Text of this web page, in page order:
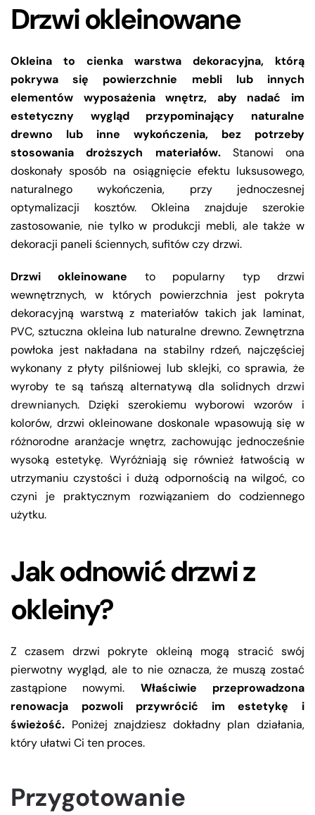
Drzwi okleinowane
Okleina to cienka warstwa dekoracyjna, którą
pokrywa się powierzchnie mebli lub innych
elementów wyposażenia wnętrz, aby nadać im
estetyczny wygląd przypominający naturalne
drewno lub inne wykończenia, bez potrzeby
stosowania droższych materiałów.Stanowi ona
doskonały sposób na osiągnięcie efektu luksusowego,
naturalnego wykończenia, przy jednoczesnej
optymalizacji kosztów. Okleina znajduje szerokie
zastosowanie, nie tylko w produkcji mebli, ale także w
dekoracji paneli ściennych, sufitów czy drzwi.
Drzwi okleinowane to popularny typ drzwi
wewnętrznych, w których powierzchnia jest pokryta
dekoracyjną warstwą z materiałów takich jak laminat,
PVC, sztuczna okleina lub naturalne drewno. Zewnętrzna
powłoka jest nakładana na stabilny rdzeń, najczęściej
wykonany z płyty pilśniowej lub sklejki, co sprawia, że
wyroby te są tańszą alternatywą dla solidnych drzwi
drewnianych. Dzięki szerokiemu wyborowi wzorów i
kolorów, drzwi okleinowane doskonale wpasowują się w
różnorodne aranżacje wnętrz, zachowując jednocześnie
wysoką estetykę. Wyróżniają się również łatwością w
utrzymaniu czystości i dużą odpornością na wilgoć, co
czyni je praktycznym rozwiązaniem do codziennego
użytku.
Jak odnowić drzwi z
okleiny?
Z czasem drzwi pokryte okleiną mogą stracić swój
pierwotny wygląd, ale to nie oznacza, że muszą zostać
zastąpione nowymi. Właściwie przeprowadzona
renowacja pozwoli przywrócić im estetykę i
świeżość. Poniżej znajdziesz dokładny plan działania,
który ułatwi Ci ten proces.
Przygotowanie